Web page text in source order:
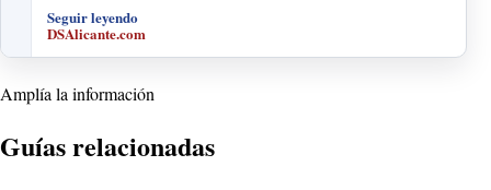
Seguir leyendo
DSAlicante.com
Amplía la información
Guías relacionadas